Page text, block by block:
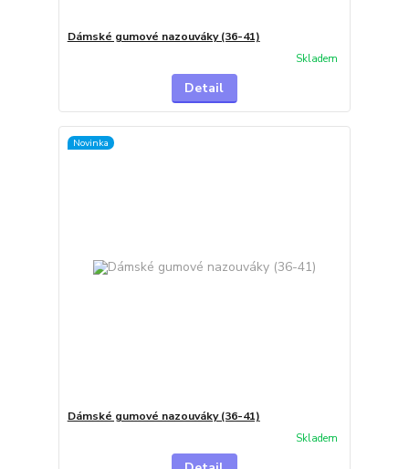
Dámské gumové nazouváky (36-41)
Skladem
Detail
Novinka
Dámské gumové nazouváky (36-41)
Skladem